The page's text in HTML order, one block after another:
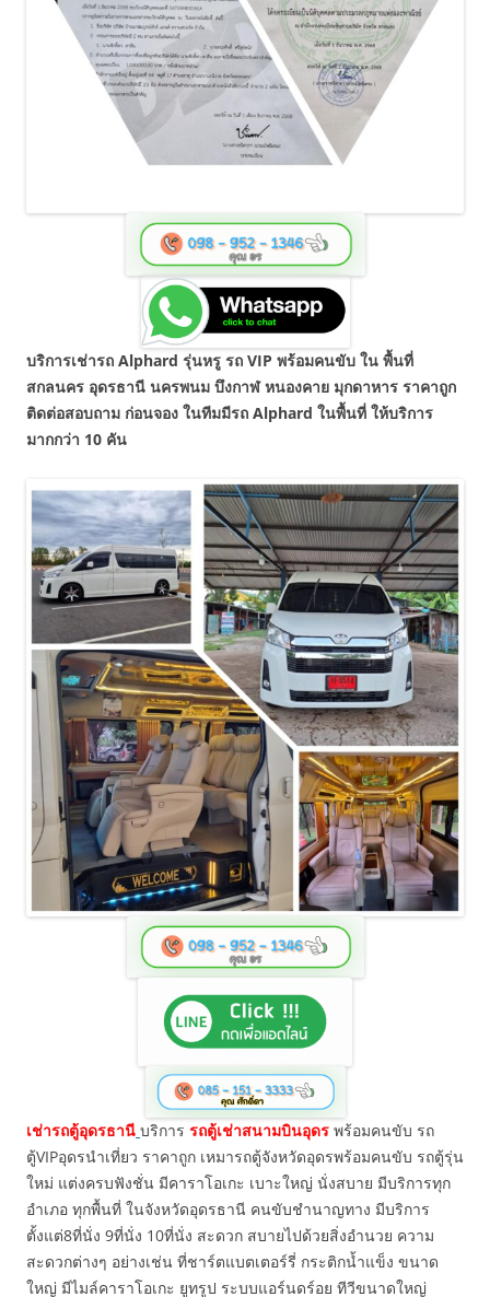
บริการเช่ารถ Alphard รุ่นหรู รถ VIP พร้อมคนขับ ใน พื้นที่
สกลนคร อุดรธานี นครพนม บึงกาฬ หนองคาย มุกดาหาร ราคาถูก
ติดต่อสอบถาม ก่อนจอง ในทีมมีรถ Alphard ในพื้นที่ ให้บริการ
มากกว่า 10 คัน
เช่ารถตู้อุดรธานี บริการ รถตู้เช่าสนามบินอุดร พร้อมคนขับ รถ
ตู้VIPอุดรนำเที่ยว ราคาถูก เหมารถตู้จังหวัดอุดรพร้อมคนขับ รถตู้รุ่น
ใหม่ แต่งครบฟังชั่น มีคาราโอเกะ เบาะใหญ่ นั่งสบาย มีบริการทุก
อำเภอ ทุกพื้นที่ ในจังหวัดอุดรธานี คนขับชำนาญทาง มีบริการ
ตั้งแต่8ที่นั่ง 9ที่นั่ง 10ที่นั่ง สะดวก สบายไปด้วยสิ่งอำนวย ความ
สะดวกต่างๆ อย่างเช่น ที่ชาร์ตแบตเตอร์รี่ กระติกน้ำแข็ง ขนาด
ใหญ่ มีไมล์คาราโอเกะ ยูทรูป ระบบแอร์นดร์อย ทีวีขนาดใหญ่